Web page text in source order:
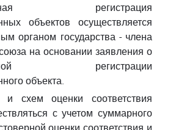
регистрация
объектов осуществляется
органом государства - члена
на основании заявления о
регистрации
объекта.
схем оценки соответствия
с учетом суммарного